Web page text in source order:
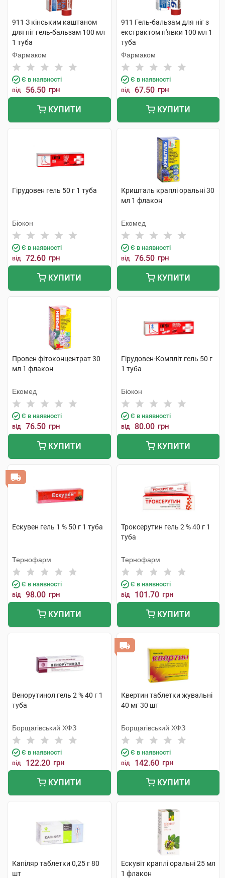
911 З кінським каштаном
для ніг гель-бальзам 100 мл
1 туба
Фармаком
Є в наявності
від 56.50 грн
КУПИТИ
911 Гель-бальзам для ніг з
екстрактом п'явки 100 мл 1
туба
Фармаком
Є в наявності
від 67.50 грн
КУПИТИ
Гірудовен гель 50 г 1 туба
Біокон
Є в наявності
від 72.60 грн
КУПИТИ
Кришталь краплі оральні 30
мл 1 флакон
Екомед
Є в наявності
від 76.50 грн
КУПИТИ
Провен фітоконцентрат 30
мл 1 флакон
Екомед
Є в наявності
від 76.50 грн
КУПИТИ
Гірудовен-Компліт гель 50 г
1 туба
Біокон
Є в наявності
від 80.00 грн
КУПИТИ
Ескувен гель 1 % 50 г 1 туба
Тернофарм
Є в наявності
від 98.00 грн
КУПИТИ
Троксерутин гель 2 % 40 г 1
туба
Тернофарм
Є в наявності
від 101.70 грн
КУПИТИ
Венорутинол гель 2 % 40 г 1
туба
Борщагівський ХФЗ
Є в наявності
від 122.20 грн
КУПИТИ
Квертин таблетки жувальні
40 мг 30 шт
Борщагівський ХФЗ
Є в наявності
від 142.60 грн
КУПИТИ
Капіляр таблетки 0,25 г 80
шт
Ескувіт краплі оральні 25 мл
1 флакон